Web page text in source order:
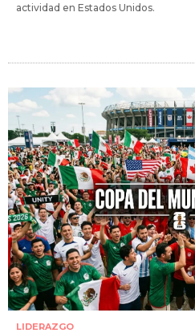
actividad en Estados Unidos.
LIDERAZGO